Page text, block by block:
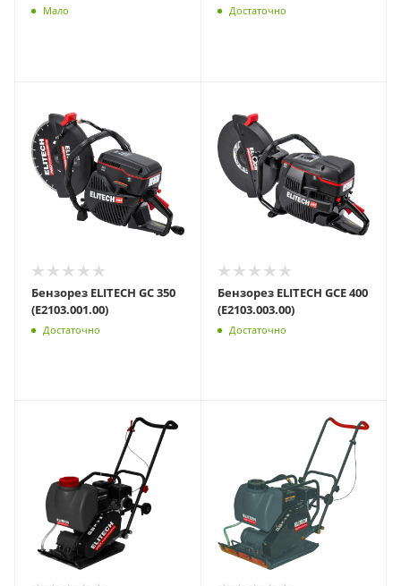
Мало Достаточно
Бензорез ELITECH GC 350
(E2103.001.00)
Достаточно
Бензорез ELITECH GCE 400
(E2103.003.00)
Достаточно